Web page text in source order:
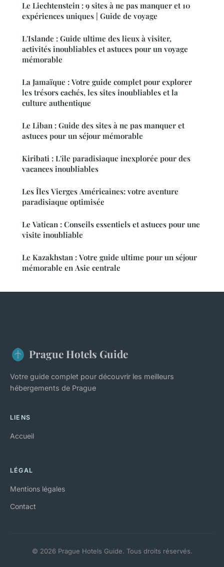
Le Liechtenstein : 9 sites à ne pas manquer et 10
expériences uniques | Guide de voyage
L'Islande : Guide ultime des lieux à visiter,
activités inoubliables et astuces pour un voyage
mémorable
La Jamaïque : Votre guide complet pour explorer
les trésors cachés, les sites inoubliables et la
culture authentique
Le Liban : Guide des sites à ne pas manquer et
astuces pour un séjour mémorable
Kiribati : L'île paradisiaque inexplorée pour des
vacances inoubliables
Les Îles Vierges Américaines: votre aventure
paradisiaque optimisée
Le Vatican : Conseils essentiels et astuces pour une
visite inoubliable
Le Kazakhstan : Votre guide ultime pour un séjour
mémorable en Asie centrale
Prague Hotels Guide
Votre guide complet pour découvrir les meilleurs
hébergements de Prague
LIENS
Accueil
LÉGAL
Mentions légales
Contact
© 2026 Prague Hotels Guide. Tous droits réservés.